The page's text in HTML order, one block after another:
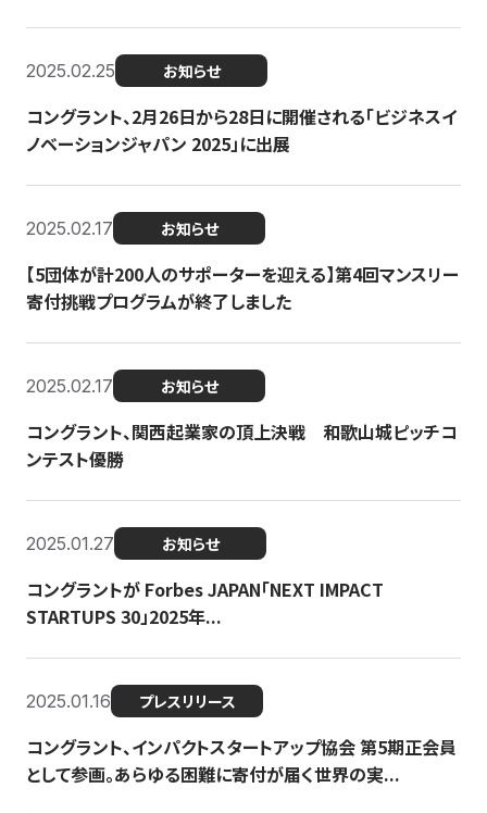
2025.02.25 お知らせ
コングラント、2月26日から28日に開催される「ビジネスイ
ノベーションジャパン 2025」に出展
2025.02.17 お知らせ
【5団体が計200人のサポーターを迎える】​​第4回マンスリー
寄付挑戦プログラムが終了しました
2025.02.17 お知らせ
コングラント、関西起業家の頂上決戦 和歌山城ピッチコ
ンテスト優勝
2025.01.27 お知らせ
コングラントが Forbes JAPAN「NEXT IMPACT
STARTUPS 30」2025年...
2025.01.16 プレスリリース
コングラント、インパクトスタートアップ協会 第5期正会員
として参画。あらゆる困難に寄付が届く世界の実...